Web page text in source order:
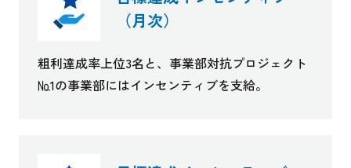
（月次）
粗利達成率上位3名と、事業部対抗プロジェクト
№1の事業部にはインセンティブを支給。